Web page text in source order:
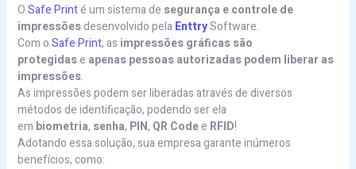
OSafe Printé um sistema de segurança e controle de
impressõesdesenvolvido pela EnttrySoftware.
Com oSafe Print, as impressões gráficas são
protegidase apenas pessoas autorizadas podem liberar as
impressões.
As impressões podem ser liberadas através de diversos
métodos de identificação, podendo ser ela
em biometria, senha, PIN, QR Codee RFID!
Adotando essa solução, sua empresa garante inúmeros
benefícios, como: